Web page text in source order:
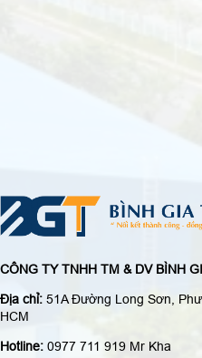
CÔNG TY TNHH TM & DV BÌNH
HCM
Hotline:0977 711 919 Mr Kha